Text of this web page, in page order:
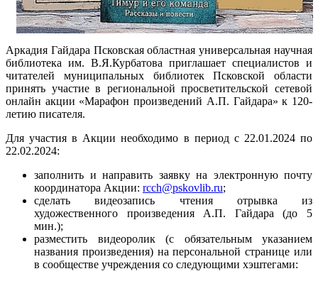
Аркадия Гайдара Псковская областная универсальная научная
библиотека им. В.Я.Курбатова приглашает специалистов и
читателей муниципальных библиотек Псковской области
принять участие в региональной просветительской сетевой
онлайн акции «Марафон произведений А.П. Гайдара» к 120-
летию писателя.
Для участия в Акции необходимо в период с 22.01.2024 по
22.02.2024:
заполнить и направить заявку на электронную почту
координатора Акции: rcch@pskovlib.ru;
сделать видеозапись чтения отрывка из
художественного произведения А.П. Гайдара (до 5
мин.);
разместить видеоролик (с обязательным указанием
названия произведения) на персональной странице или
в сообществе учреждения со следующими хэштегами: